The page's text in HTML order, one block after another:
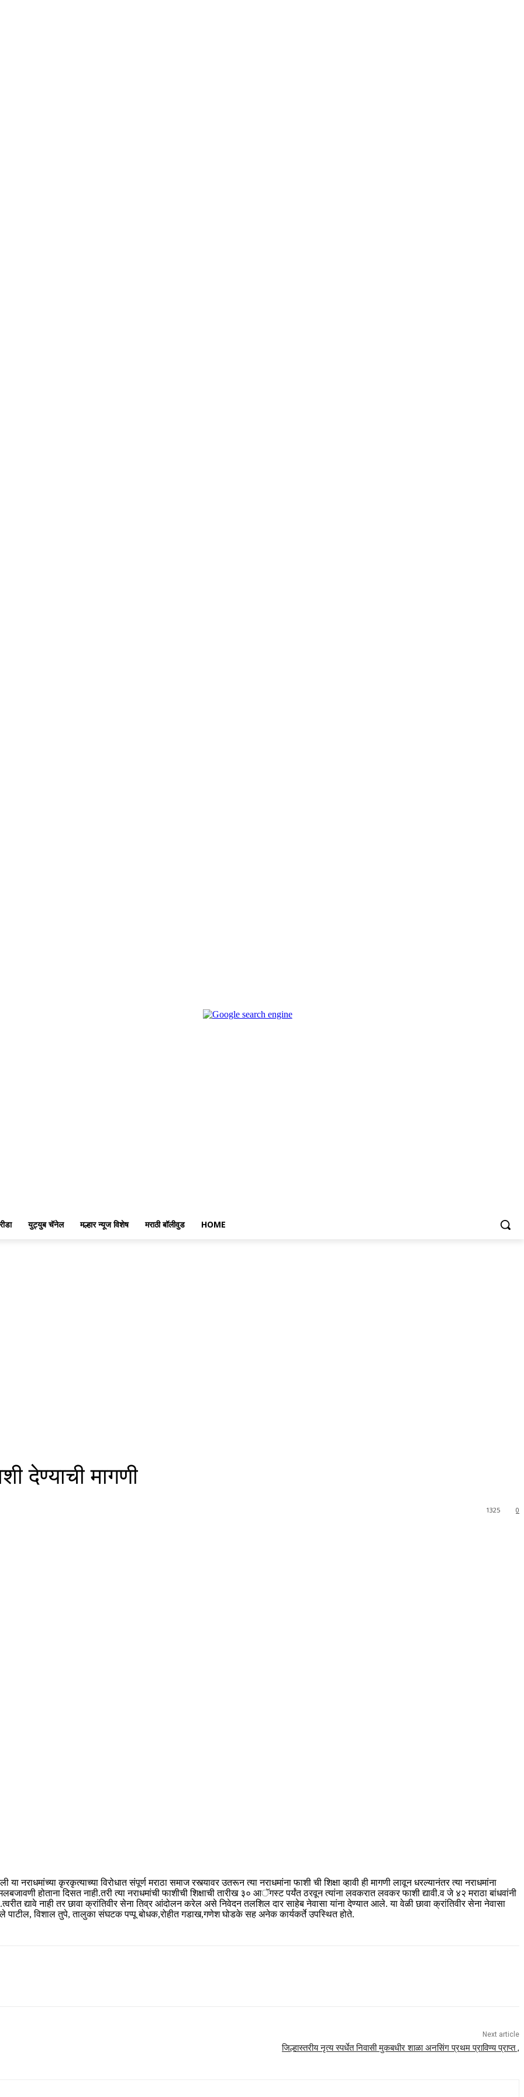
युट्युब चॅनेल मल्हार न्यूज विशेष मराठी बॉलीवुड HOME
देण्याची मागणी
0
1325
नराधमांच्या कृरकृत्याच्या विरोधात संपूर्ण मराठा समाज रस्त्यावर उतरून त्या नराधमांना फाशी ची शिक्षा व्हावी ही मागणी लावून धरल्यानंतर त्या नराधमांना
होताना दिसत नाही.तरी त्या नराधमांची फाशीची शिक्षाची तारीख ३० आॅगस्ट पर्यंत ठरवून त्यांना लवकरात लवकर फाशी द्यावी.व जे ४२ मराठा बांधवांनी
द्यावे नाही तर छावा क्रांतिवीर सेना तिव्र आंदोलन करेल असे निवेदन तलशिल दार साहेब नेवासा यांना देण्यात आले. या वेळी छावा क्रांतिवीर सेना नेवासा
पाटील, विशाल तुपे, तालुका संघटक पप्पू बोधक,रोहीत गडाख,गणेश घोडके सह अनेक कार्यकर्ते उपस्थित होते.
Next article
जिल्हास्तरीय नृत्य स्पर्धेत निवासी मुकबधीर शाळा अनसिंग प्रथम प्राविण्य प्राप्त ,